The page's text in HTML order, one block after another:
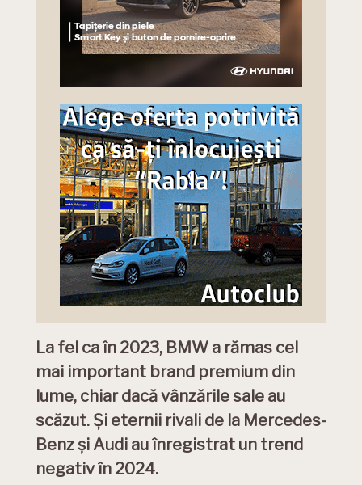
La fel ca în 2023, BMW a rămas cel
mai important brand premium din
lume, chiar dacă vânzările sale au
scăzut. Și eternii rivali de la Mercedes-
Benz și Audi au înregistrat un trend
negativ în 2024.